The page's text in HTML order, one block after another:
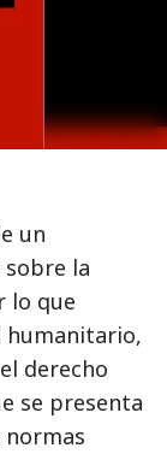
un
la
lo que
humanitario,
derecho
se presenta
normas